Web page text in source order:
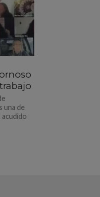
una de
acudido